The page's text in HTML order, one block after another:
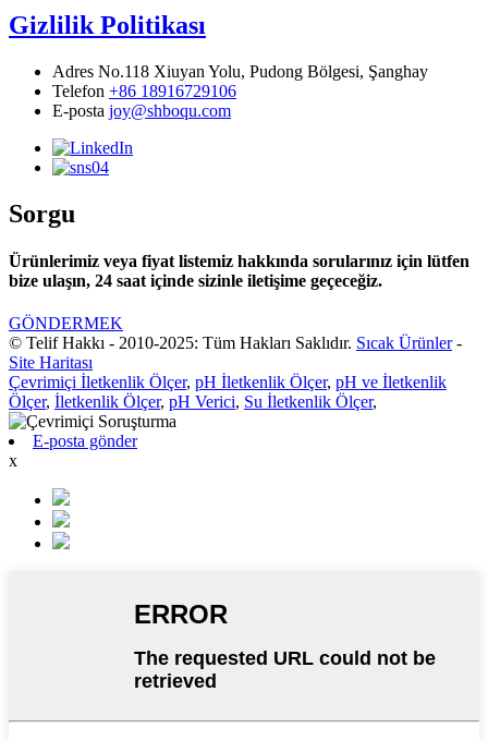
Gizlilik Politikası
Adres No.118 Xiuyan Yolu, Pudong Bölgesi, Şanghay
Telefon +86 18916729106
E-posta joy@shboqu.com
Sorgu
Ürünlerimiz veya fiyat listemiz hakkında sorularınız için lütfen
bize ulaşın, 24 saat içinde sizinle iletişime geçeceğiz.
GÖNDERMEK
© Telif Hakkı - 2010-2025: Tüm Hakları Saklıdır. Sıcak Ürünler-
Site Haritası
Çevrimiçi İletkenlik Ölçer, pH İletkenlik Ölçer, pH ve İletkenlik
Ölçer, İletkenlik Ölçer, pH Verici, Su İletkenlik Ölçer,
E-posta gönder
x